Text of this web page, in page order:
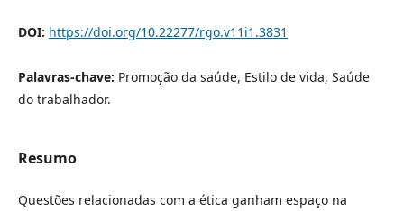
DOI: https://doi.org/10.22277/rgo.v11i1.3831
Palavras-chave: Promoção da saúde, Estilo de vida, Saúde
do trabalhador.
Resumo
Questões relacionadas com a ética ganham espaço na